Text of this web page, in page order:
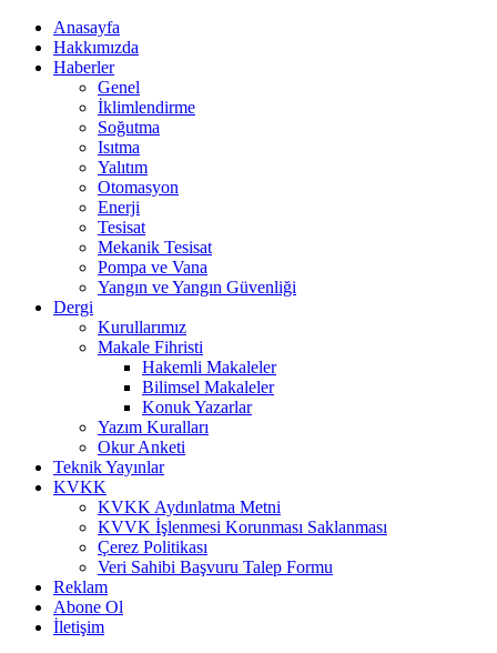
Anasayfa
Hakkımızda
Haberler
Genel
İklimlendirme
Soğutma
Isıtma
Yalıtım
Otomasyon
Enerji
Tesisat
Mekanik Tesisat
Pompa ve Vana
Yangın ve Yangın Güvenliği
Dergi
Kurullarımız
Makale Fihristi
Hakemli Makaleler
Bilimsel Makaleler
Konuk Yazarlar
Yazım Kuralları
Okur Anketi
Teknik Yayınlar
KVKK
KVKK Aydınlatma Metni
KVVK İşlenmesi Korunması Saklanması
Çerez Politikası
Veri Sahibi Başvuru Talep Formu
Reklam
Abone Ol
İletişim